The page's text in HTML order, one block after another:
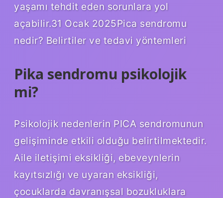
yaşamı tehdit eden sorunlara yol
açabilir.31 Ocak 2025Pica sendromu
nedir? Belirtiler ve tedavi yöntemleri
Pika sendromu psikolojik
mi?
Psikolojik nedenlerin PICA sendromunun
gelişiminde etkili olduğu belirtilmektedir.
Aile iletişimi eksikliği, ebeveynlerin
kayıtsızlığı ve uyaran eksikliği,
çocuklarda davranışsal bozukluklara